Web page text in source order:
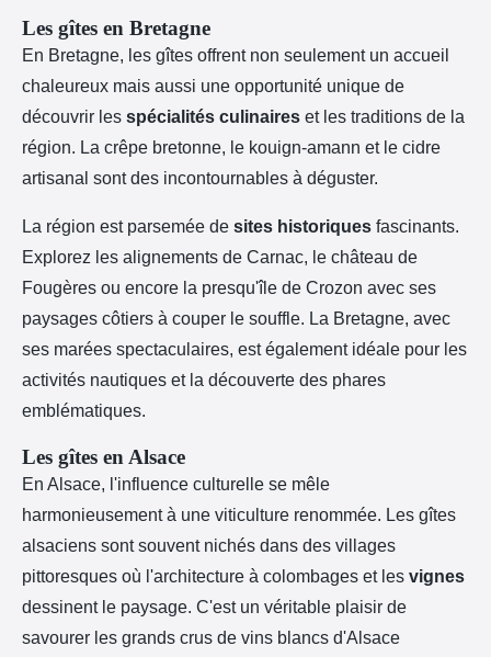
Les gîtes en Bretagne
En Bretagne, les gîtes offrent non seulement un accueil
chaleureux mais aussi une opportunité unique de
découvrir les spécialités culinaires et les traditions de la
région. La crêpe bretonne, le kouign-amann et le cidre
artisanal sont des incontournables à déguster.
La région est parsemée de sites historiques fascinants.
Explorez les alignements de Carnac, le château de
Fougères ou encore la presqu'île de Crozon avec ses
paysages côtiers à couper le souffle. La Bretagne, avec
ses marées spectaculaires, est également idéale pour les
activités nautiques et la découverte des phares
emblématiques.
Les gîtes en Alsace
En Alsace, l'influence culturelle se mêle
harmonieusement à une viticulture renommée. Les gîtes
alsaciens sont souvent nichés dans des villages
pittoresques où l'architecture à colombages et les vignes
dessinent le paysage. C'est un véritable plaisir de
savourer les grands crus de vins blancs d'Alsace